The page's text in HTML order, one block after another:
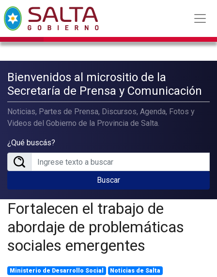
Bienvenidos al micrositio de la
Secretaría de Prensa y Comunicación
Noticias, Partes de Prensa, Discursos, Agenda, Fotos y
Videos del Gobierno de la Provincia de Salta.
¿Qué buscás?
Buscar
Fortalecen el trabajo de
abordaje de problemáticas
sociales emergentes
Ministerio de Desarrollo Social
Noticias de Salta